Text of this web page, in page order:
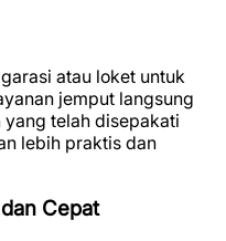
atau loket untuk
jemput langsung
telah disepakati
lebih praktis dan
Cepat